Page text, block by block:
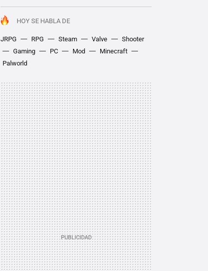
HOY SE HABLA DE
JRPG RPG Steam Valve
Shooter
Gaming
PC Mod
Minecraft
Palworld